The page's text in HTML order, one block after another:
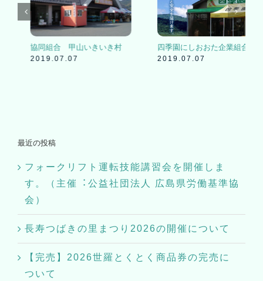
(株)世羅の大地
2019.07.07
株式会社 まつたけ村
2019.07.07
最近の投稿
フォークリフト運転技能講習会を開催しま
す。（主催︓公益社団法⼈ 広島県労働基準協
会）
長寿つばきの里まつり2026の開催について
【完売】2026世羅とくとく商品券の完売に
ついて